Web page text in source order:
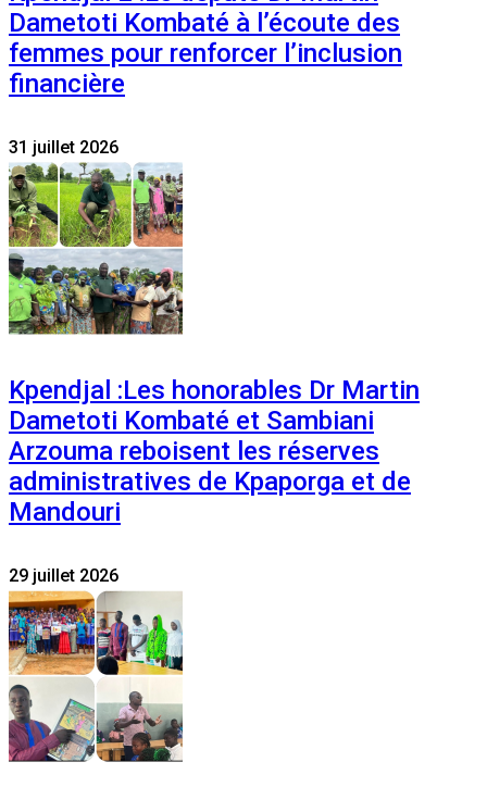
Dametoti Kombaté à l’écoute des
femmes pour renforcer l’inclusion
financière
31 juillet 2026
Kpendjal :Les honorables Dr Martin
Dametoti Kombaté et Sambiani
Arzouma reboisent les réserves
administratives de Kpaporga et de
Mandouri
29 juillet 2026